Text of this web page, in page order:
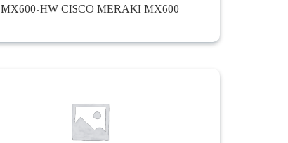
MX600-HW CISCO MERAKI MX600